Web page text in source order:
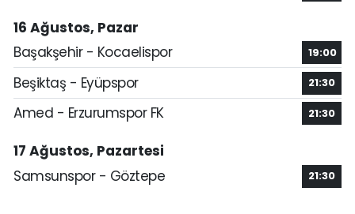
16 Ağustos, Pazar
Başakşehir - Kocaelispor
19:00
Beşiktaş - Eyüpspor 21:30
Amed - Erzurumspor FK 21:30
17 Ağustos, Pazartesi
Samsunspor - Göztepe
21:30